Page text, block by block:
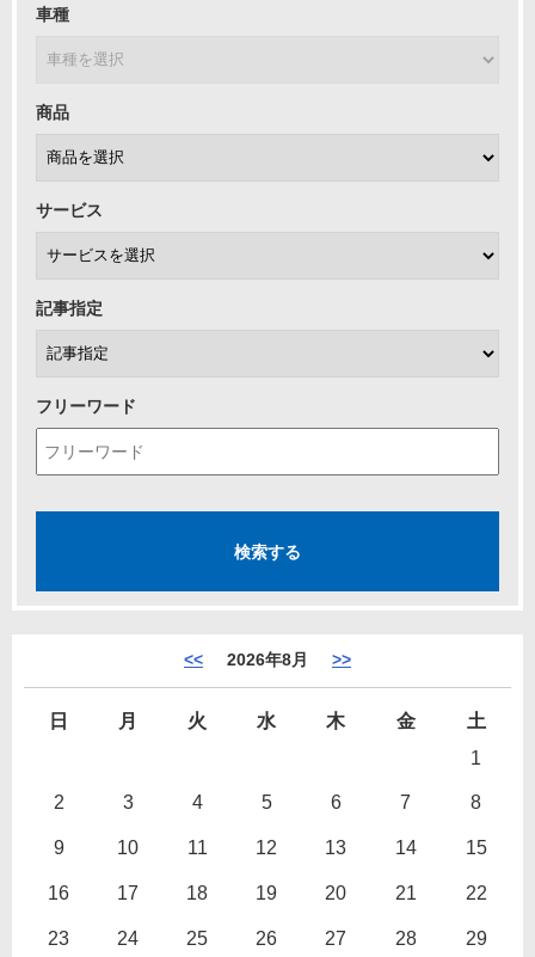
車種
商品
サービス
記事指定
フリーワード
<< 2026年8月 >>
日 月 火 水 木 金
土
1
2 3 4 5 6 7 8
9 10 11 12 13 14 15
16 17 18 19 20 21 22
23 24 25 26 27 28 29